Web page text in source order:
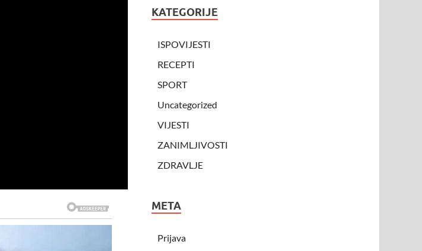
KATEGORIJE
ISPOVIJESTI
RECEPTI
SPORT
Uncategorized
VIJESTI
ZANIMLJIVOSTI
ZDRAVLJE
META
Prijava